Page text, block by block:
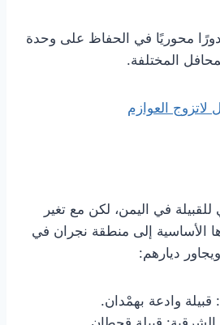
محوريًا في الحفاظ على وحدة
المختلفة.
لاتزوج العوازم
في اليمن، لكن مع تغير
الأساسية إلى منطقة نجران في
ديارهم:
وادعة بهمْدان.